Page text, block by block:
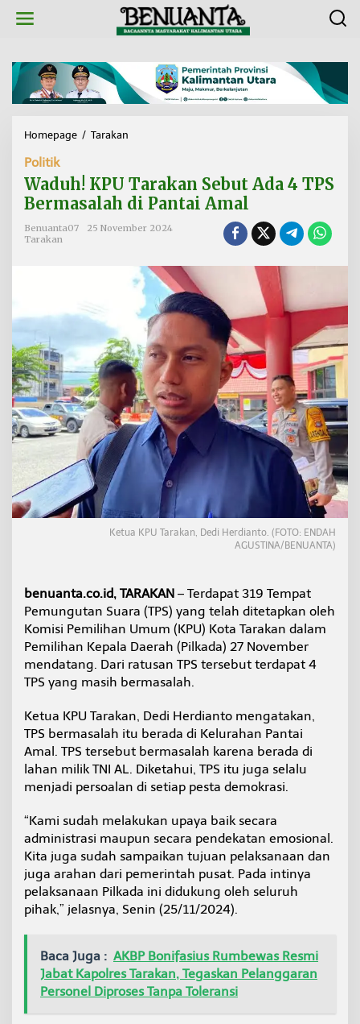
Homepage / Tarakan
u
h
!
K
a
a
n
S
b
u
t
A
d
a
s
a
h
d
P
a
t
a
i
m
l
Politik
Waduh! KPU Tarakan Sebut Ada 4 TPS
Bermasalah di Pantai Amal
Benuanta07
25 November 2024
Tarakan
Ketua KPU Tarakan, Dedi Herdianto. (FOTO: ENDAH
AGUSTINA/BENUANTA)
benuanta.co.id, TARAKAN – Terdapat 319 Tempat
Pemungutan Suara (TPS) yang telah ditetapkan oleh
Komisi Pemilihan Umum (KPU) Kota Tarakan dalam
Pemilihan Kepala Daerah (Pilkada) 27 November
mendatang. Dari ratusan TPS tersebut terdapat 4
TPS yang masih bermasalah.
Ketua KPU Tarakan, Dedi Herdianto mengatakan,
TPS bermasalah itu berada di Kelurahan Pantai
Amal. TPS tersebut bermasalah karena berada di
lahan milik TNI AL. Diketahui, TPS itu juga selalu
menjadi persoalan di setiap pesta demokrasi.
“Kami sudah melakukan upaya baik secara
administrasi maupun secara pendekatan emosional.
Kita juga sudah sampaikan tujuan pelaksanaan dan
juga arahan dari pemerintah pusat. Pada intinya
pelaksanaan Pilkada ini didukung oleh seluruh
pihak,” jelasnya, Senin (25/11/2024).
Baca Juga : AKBP Bonifasius Rumbewas Resmi
Jabat Kapolres Tarakan, Tegaskan Pelanggaran
Personel Diproses Tanpa Toleransi